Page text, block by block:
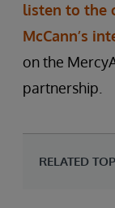
listen to the
McCann’s
on the
partnership.
RELATED